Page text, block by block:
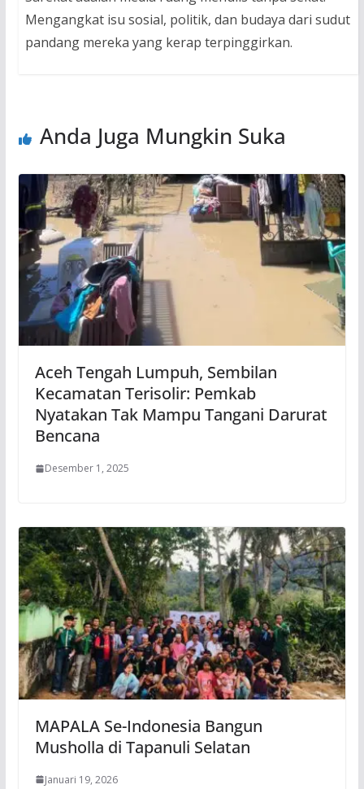
Mengangkat isu sosial, politik, dan budaya dari sudut
pandang mereka yang kerap terpinggirkan.
Anda Juga Mungkin Suka
Aceh Tengah Lumpuh, Sembilan
Kecamatan Terisolir: Pemkab
Nyatakan Tak Mampu Tangani Darurat
Bencana
Desember 1, 2025
MAPALA Se-Indonesia Bangun
Musholla di Tapanuli Selatan
Januari 19, 2026